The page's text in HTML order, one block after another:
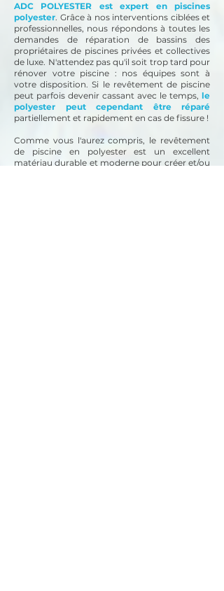
ADC POLYESTER est expert en piscines
polyester. Grâce à nos interventions ciblées et
professionnelles, nous répondons à toutes les
demandes de réparation de bassins des
propriétaires de piscines privées et collectives
de luxe. N'attendez pas qu'il soit trop tard pour
rénover votre piscine : nos équipes sont à
votre disposition.Si le revêtement de piscine
peut parfois devenir cassant avec le temps, le
polyester peut cependant être réparé
partiellement et rapidement en cas de fissure !
Comme vous l'aurez compris, le revêtement
de piscine en polyester est un excellent
matériau durable et moderne pour créer et/ou